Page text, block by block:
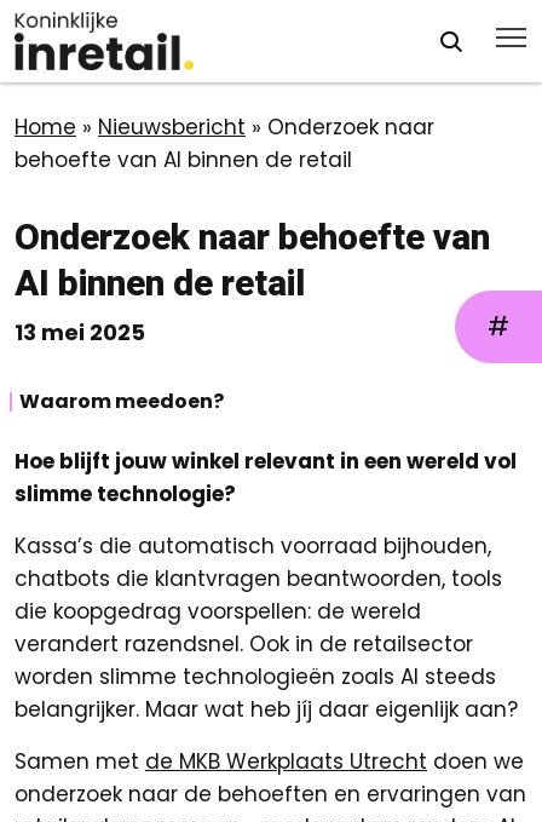
Home » Nieuwsbericht » Onderzoek naar
behoefte van AI binnen de retail
Onderzoek naar behoefte van
AI binnen de retail
13 mei 2025
Hoe blijft jouw winkel relevant in een wereld vol
slimme technologie?
Kassa’s die automatisch voorraad bijhouden,
chatbots die klantvragen beantwoorden, tools
die koopgedrag voorspellen: de wereld
verandert razendsnel. Ook in de retailsector
worden slimme technologieën zoals AI steeds
belangrijker. Maar wat heb jíj daar eigenlijk aan?
Samen met de MKB Werkplaats Utrecht doen we
onderzoek naar de behoeften en ervaringen van
Waarom meedoen?
#